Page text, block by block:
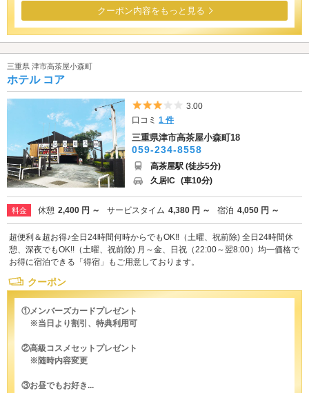
クーポン内容をもっと見る
三重県 津市高茶屋小森町
ホテル コア
5つ星のうち3
3.00
口コミ1 件
三重県津市高茶屋小森町18
059-234-8558
高茶屋駅 (徒歩5分)
久居IC (車10分)
料金 休憩 2,400 円 ～ サービスタイム 4,380 円 ～ 宿泊 4,050 円 ～
超便利＆超お得♪全日24時間何時からでもOK‼（土曜、祝前除) 全日24時間休
憩、深夜でもOK!!（土曜、祝前除) 月～金、日祝（22:00～翌8:00）均一価格で
お得に宿泊できる「得宿」もご用意しております。
クーポン
①メンバーズカードプレゼント
※当日より割引、特典利用可
②高級コスメセットプレゼント
※随時内容変更
③お昼でもお好き...